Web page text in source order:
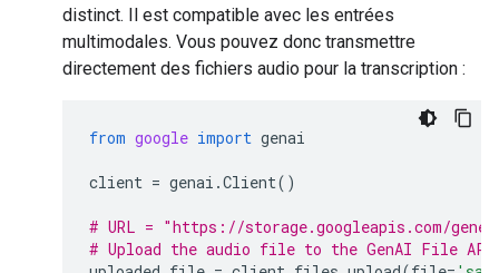
distinct. Il est compatible avec les entrées
multimodales. Vous pouvez donc transmettre
directement des fichiers audio pour la transcription :
from google import genai
client = genai .Client()
# URL = "https://storage.googleapis.com/
# Upload the audio file to the GenAI File API